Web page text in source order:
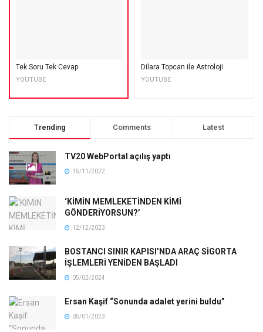
Tek Soru Tek Cevap
YOUTUBE
Dilara Topcan ile Astroloji
YOUTUBE
Trending Comments Latest
TV20 WebPortal açılış yaptı
15/11/2022
‘KİMİN MEMLEKETİNDEN KİMİ
GÖNDERİYORSUN?’
12/12/2023
BOSTANCI SINIR KAPISI’NDA ARAÇ SİGORTA
İŞLEMLERİ YENİDEN BAŞLADI
05/02/2024
Ersan Kaşif “Sonunda adalet yerini buldu”
05/01/2023